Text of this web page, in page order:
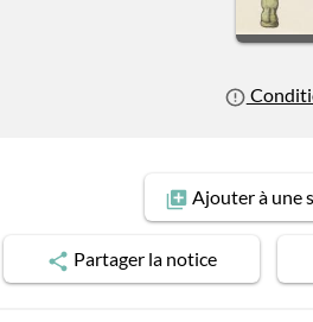
Ajouterà une
Partagerla notice